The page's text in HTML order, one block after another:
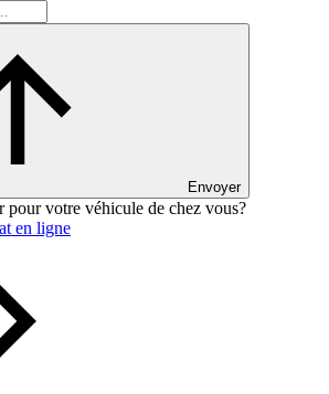
Envoyer
pour votre véhicule de chez vous?
en ligne